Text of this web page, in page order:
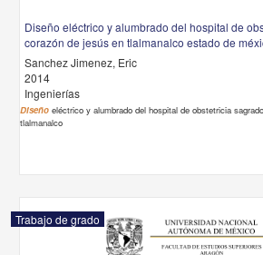
Diseño eléctrico y alumbrado del hospital de
corazón de jesús en tlalmanalco estado de
Sanchez Jimenez, Eric
2014
Ingenierías
Diseño eléctrico y alumbrado del hospital de obstetricia
tlalmanalco
Trabajo de grado